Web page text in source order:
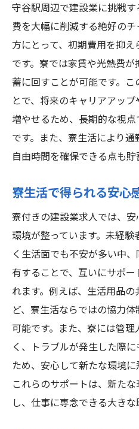
守谷駅周辺で建設業に挑戦
費を大幅に削減する絶好の
方にとって、初期費用を抑
です。寮では家賃や光熱費
蓄に回すことが可能です。
とで、将来のキャリアアッ
増やせるため、長期的な視
です。また、寮生活により
自由時間を確保できる点も貯
寮生活で得られる安心
寮付きの建設業求人では、
環境が整っています。未経
く生活面でも不安が多い中
有することで、互いにサポ
れます。例えば、生活用品
ど、寮生活ならではの協力
可能です。また、寮には管
く、トラブルが発生した際
ため、安心して新たな環境に
これらのサポートは、新た
し、仕事に専念できる大きな